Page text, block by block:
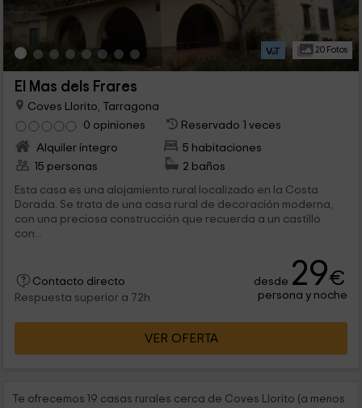
20 Fotos
El Mas dels Frares
Coves Llorito, Tarragona
0 opiniones
Reservado 1 veces
Alquiler íntegro
5 habitaciones
15 personas
2 baños
Esta casa es una alojamiento rural localizado en la Costa
Dorada. Se trata de una casa rural de decoración moderna,
con una preciosa construcción que recuerda a un castillo
con...
Contacto directo
Respuesta superior a 72h
desde 29€
persona y noche
VER OFERTA
Te ofrecemos 19 casas rurales cerca de Coves Llorito (a menos